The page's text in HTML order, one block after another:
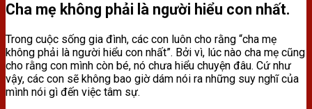
Cha mẹ không phải là người hiểu con nhất.
Trong cuộc sống gia đình, các con luôn cho rằng “cha mẹ
không phải là người hiểu con nhất”. Bởi vì, lúc nào cha mẹ cũng
cho rằng con mình còn bé, nó chưa hiểu chuyện đâu. Cứ như
vậy, các con sẽ không bao giờ dám nói ra những suy nghĩ của
mình nói gì đến việc tâm sự.